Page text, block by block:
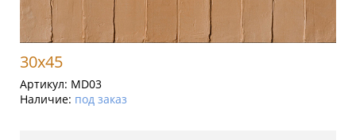
30x45
Артикул: MD03
Наличие: под заказ